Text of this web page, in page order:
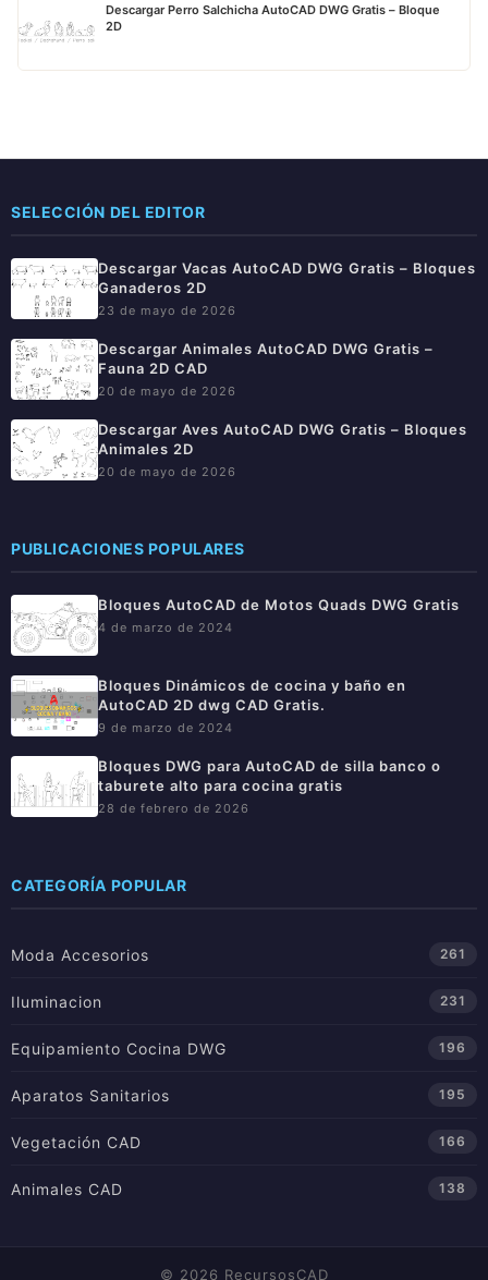
Descargar Perro Salchicha AutoCAD DWG Gratis – Bloque
2D
SELECCIÓN DEL EDITOR
Descargar Vacas AutoCAD DWG Gratis – Bloques
Ganaderos 2D
23 de mayo de 2026
Descargar Animales AutoCAD DWG Gratis –
Fauna 2D CAD
20 de mayo de 2026
Descargar Aves AutoCAD DWG Gratis – Bloques
Animales 2D
20 de mayo de 2026
PUBLICACIONES POPULARES
Bloques AutoCAD de Motos Quads DWG Gratis
4 de marzo de 2024
Bloques Dinámicos de cocina y baño en
AutoCAD 2D dwg CAD Gratis.
9 de marzo de 2024
Bloques DWG para AutoCAD de silla banco o
taburete alto para cocina gratis
28 de febrero de 2026
CATEGORÍA POPULAR
Moda Accesorios 261
Iluminacion 231
Equipamiento Cocina DWG 196
Aparatos Sanitarios 195
Vegetación CAD 166
Animales CAD 138
© 2026 RecursosCAD